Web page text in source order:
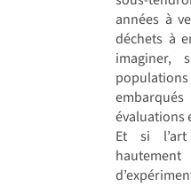
années à
déchets à
imaginer,
évaluations
Et si